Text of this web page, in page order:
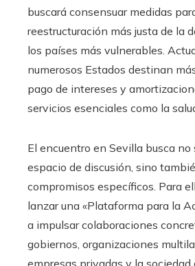
buscará consensuar medidas
reestructuración más justa de la
los países más vulnerables.
numerosos Estados destinan
pago de intereses y
servicios esenciales como la
El encuentro en Sevilla busca no
espacio de discusión, sino
compromisos específicos. Para
lanzar una «Plataforma para la
a impulsar colaboraciones
gobiernos, organizaciones
empresas privadas y la sociedad